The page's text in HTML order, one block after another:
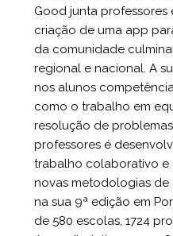
Good junta professores
criação de uma app
da comunidade
regional e nacional. A
nos alunos
como o trabalho em
resolução de
professores é
trabalho colaborativo e
novas metodologias de
na sua 9ª edição em
de 580 escolas, 1724